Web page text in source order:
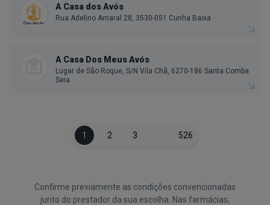
A Casa dos Avós
Rua Adelino Amaral 28, 3530-051 Cunha Baixa
A Casa Dos Meus Avós
Lugar de São Roque, S/N Vila Chã, 6270-186 Santa Comba
Seia
1 2 3 526
Confirme previamente as condições convencionadas
junto do prestador da sua escolha. Nas farmácias,